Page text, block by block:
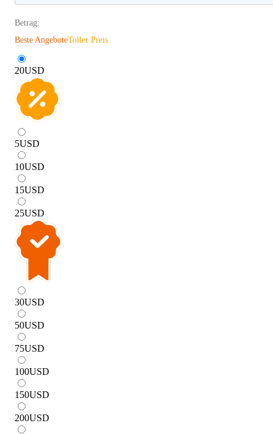
Betrag:
Beste AngeboteToller Preis
20USD
5USD
10USD
15USD
25USD
30USD
50USD
75USD
100USD
150USD
200USD